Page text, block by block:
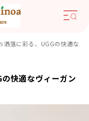
洒落に彩る、UGGの快適な
快適なヴィーガン